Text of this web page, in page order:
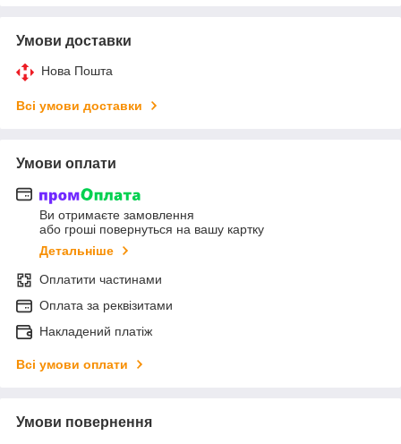
Умови доставки
Нова Пошта
Всі умови доставки
Умови оплати
Ви отримаєте замовлення
або гроші повернуться на вашу картку
Детальніше
Оплатити частинами
Оплата за реквізитами
Накладений платіж
Всі умови оплати
Умови повернення